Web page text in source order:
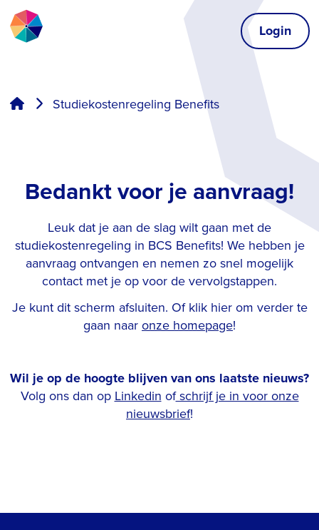
Login
Studiekostenregeling Benefits
Bedankt voor je aanvraag!
Leuk dat je aan de slag wilt gaan met de
studiekostenregeling in BCS Benefits! We hebben je
aanvraag ontvangen en nemen zo snel mogelijk
contact met je op voor de vervolgstappen.
Je kunt dit scherm afsluiten. Of klik hier om verder te
gaan naar onze homepage!
Wil je op de hoogte blijven van ons laatste nieuws?
Volg ons dan op Linkedin ofschrijf je in voor onze
nieuwsbrief!